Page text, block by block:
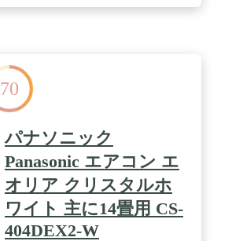
70
パナソニック
Panasonic エアコン エ
オリア クリスタルホ
ワイト 主に14畳用 CS-
404DEX2-W